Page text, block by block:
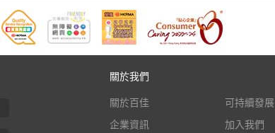
關於我們
關於百佳
企業資訊
可持續發展
加入我們